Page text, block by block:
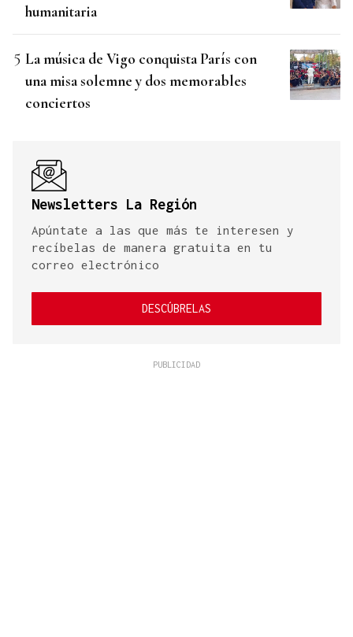
humanitaria
La música de Vigo conquista París con
una misa solemne y dos memorables
conciertos
Newsletters La Región
Apúntate a las que más te interesen y
recíbelas de manera gratuita en tu
correo electrónico
DESCÚBRELAS